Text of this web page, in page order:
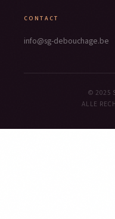
CONTACT
info@sg-debouchage.be
© 2025
ALLE